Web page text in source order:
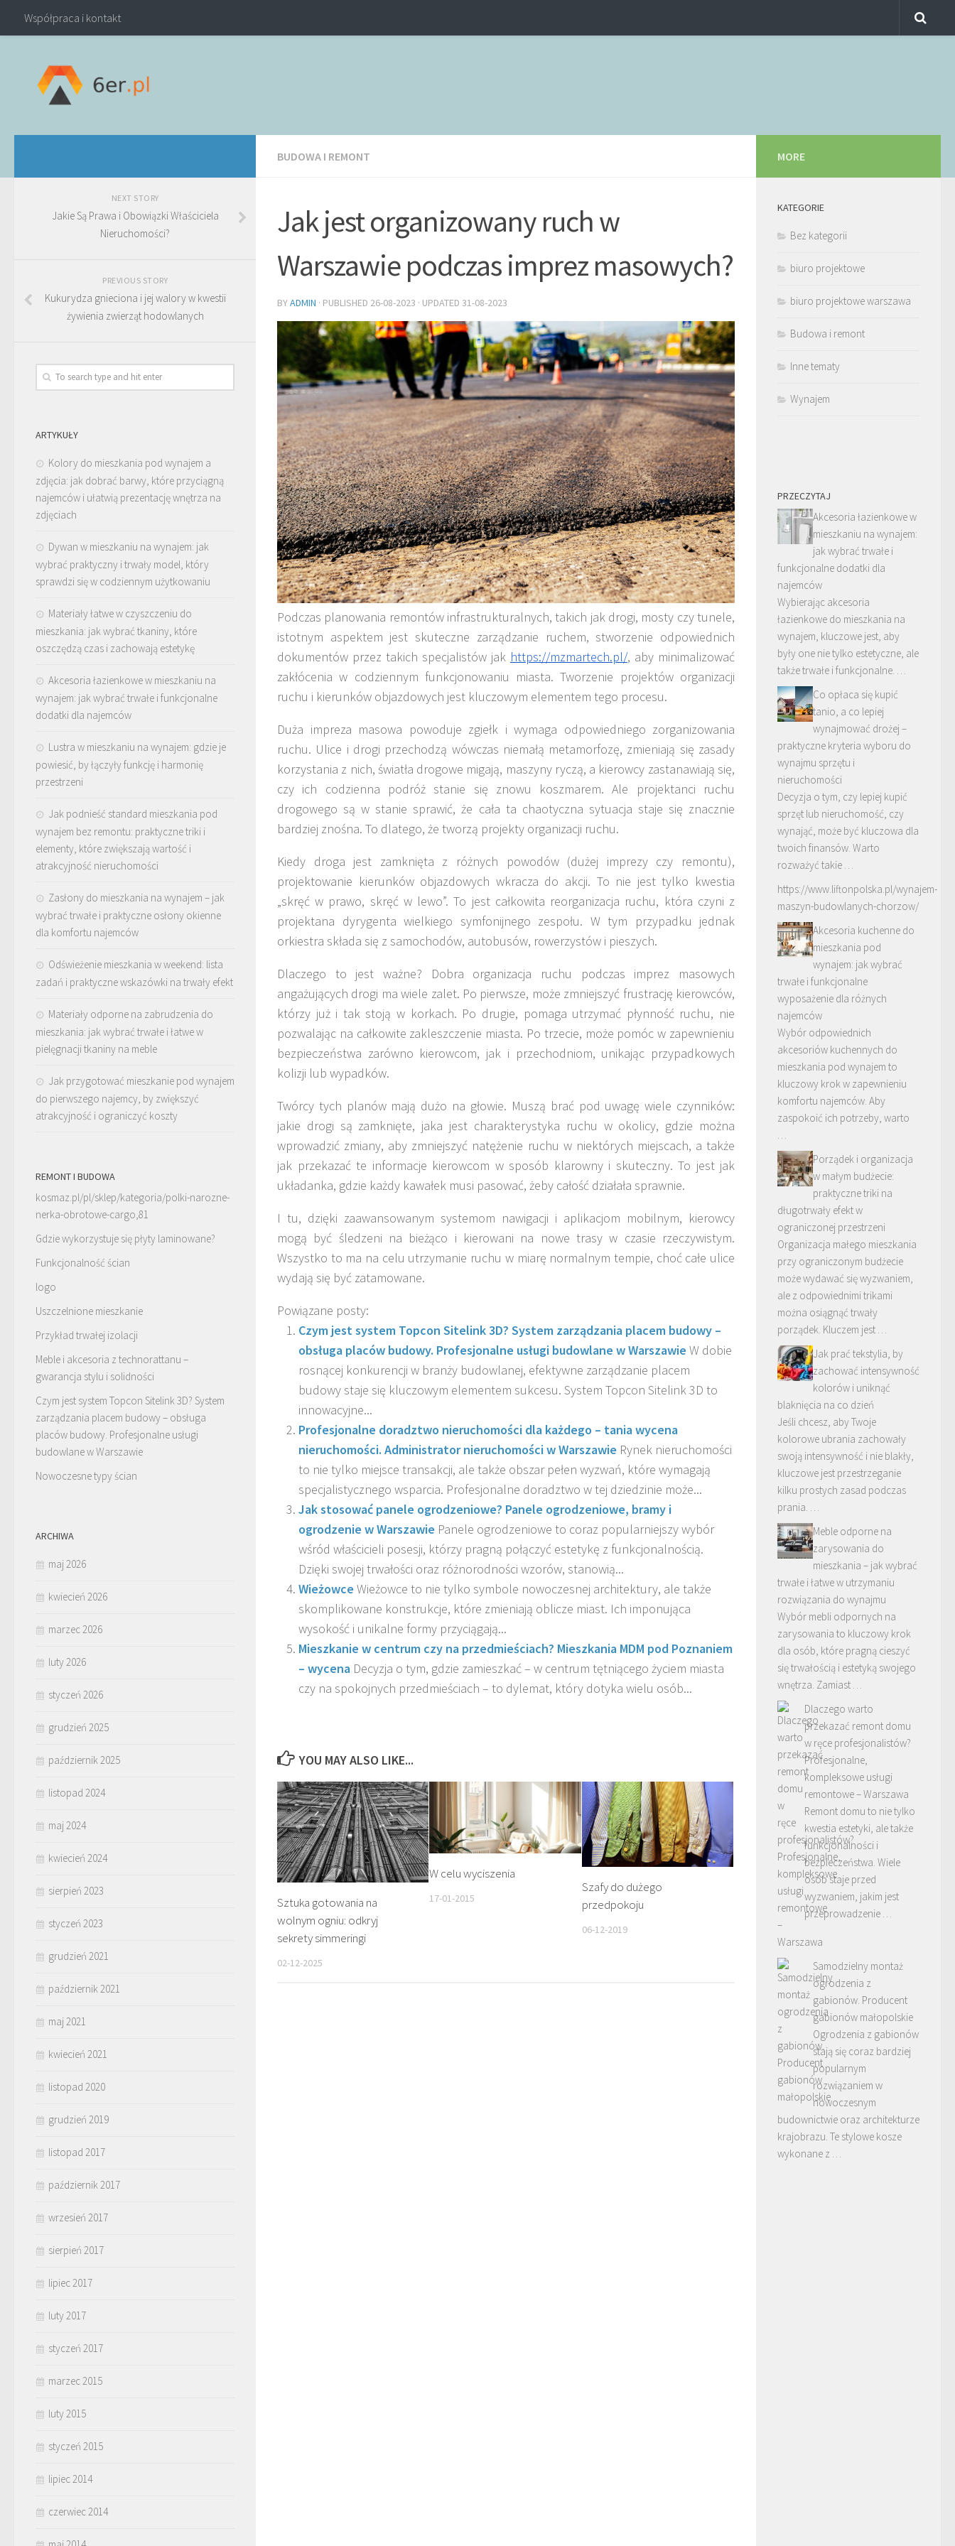
Współpraca i kontakt
BUDOWA I REMONT
Jak jest organizowany ruch w
Warszawie podczas imprez masowych?
BYADMIN · PUBLISHED 26-08-2023 · UPDATED 31-08-2023
Podczas planowania remontów infrastrukturalnych, takich jak drogi, mosty czy tunele,
istotnym aspektem jest skuteczne zarządzanie ruchem, stworzenie odpowiednich
dokumentów przez takich specjalistów jak https://mzmartech.pl/, aby minimalizować
zakłócenia w codziennym funkcjonowaniu miasta. Tworzenie projektów organizacji
ruchu i kierunków objazdowych jest kluczowym elementem tego procesu.
Duża impreza masowa powoduje zgiełk i wymaga odpowiedniego zorganizowania
ruchu. Ulice i drogi przechodzą wówczas niemałą metamorfozę, zmieniają się zasady
korzystania z nich, światła drogowe migają, maszyny ryczą, a kierowcy zastanawiają się,
czy ich codzienna podróż stanie się znowu koszmarem. Ale projektanci ruchu
drogowego są w stanie sprawić, że cała ta chaotyczna sytuacja staje się znacznie
bardziej znośna. To dlatego, że tworzą projekty organizacji ruchu.
Kiedy droga jest zamknięta z różnych powodów (dużej imprezy czy remontu),
projektowanie kierunków objazdowych wkracza do akcji. To nie jest tylko kwestia
„skręć w prawo, skręć w lewo”. To jest całkowita reorganizacja ruchu, która czyni z
projektana dyrygenta wielkiego symfonijnego zespołu. W tym przypadku jednak
orkiestra składa się z samochodów, autobusów, rowerzystów i pieszych.
Dlaczego to jest ważne? Dobra organizacja ruchu podczas imprez masowych
angażujących drogi ma wiele zalet. Po pierwsze, może zmniejszyć frustrację kierowców,
którzy już i tak stoją w korkach. Po drugie, pomaga utrzymać płynność ruchu, nie
pozwalając na całkowite zakleszczenie miasta. Po trzecie, może pomóc w zapewnieniu
bezpieczeństwa zarówno kierowcom, jak i przechodniom, unikając przypadkowych
kolizji lub wypadków.
Twórcy tych planów mają dużo na głowie. Muszą brać pod uwagę wiele czynników:
jakie drogi są zamknięte, jaka jest charakterystyka ruchu w okolicy, gdzie można
wprowadzić zmiany, aby zmniejszyć natężenie ruchu w niektórych miejscach, a także
jak przekazać te informacje kierowcom w sposób klarowny i skuteczny. To jest jak
układanka, gdzie każdy kawałek musi pasować, żeby całość działała sprawnie.
I tu, dzięki zaawansowanym systemom nawigacji i aplikacjom mobilnym, kierowcy
mogą być śledzeni na bieżąco i kierowani na nowe trasy w czasie rzeczywistym.
Wszystko to ma na celu utrzymanie ruchu w miarę normalnym tempie, choć całe ulice
wydają się być zatamowane.
Powiązane posty:
Czym jest system Topcon Sitelink 3D? System zarządzania placem budowy –
obsługa placów budowy. Profesjonalne usługi budowlane w Warszawie W dobie
rosnącej konkurencji w branży budowlanej, efektywne zarządzanie placem
budowy staje się kluczowym elementem sukcesu. System Topcon Sitelink 3D to
innowacyjne...
Profesjonalne doradztwo nieruchomości dla każdego – tania wycena
nieruchomości. Administrator nieruchomości w Warszawie Rynek nieruchomości
to nie tylko miejsce transakcji, ale także obszar pełen wyzwań, które wymagają
specjalistycznego wsparcia. Profesjonalne doradztwo w tej dziedzinie może...
Jak stosować panele ogrodzeniowe? Panele ogrodzeniowe, bramy i
ogrodzenie w Warszawie Panele ogrodzeniowe to coraz popularniejszy wybór
wśród właścicieli posesji, którzy pragną połączyć estetykę z funkcjonalnością.
Dzięki swojej trwałości oraz różnorodności wzorów, stanowią...
Wieżowce Wieżowce to nie tylko symbole nowoczesnej architektury, ale także
skomplikowane konstrukcje, które zmieniają oblicze miast. Ich imponująca
wysokość i unikalne formy przyciągają...
Mieszkanie w centrum czy na przedmieściach? Mieszkania MDM pod Poznaniem
– wycena Decyzja o tym, gdzie zamieszkać – w centrum tętniącego życiem miasta
czy na spokojnych przedmieściach – to dylemat, który dotyka wielu osób...
YOU MAY ALSO LIKE...
Sztuka gotowania na
wolnym ogniu: odkryj
sekrety simmeringi
02-12-2025
W celu wyciszenia
17-01-2015
Szafy do dużego
przedpokoju
06-12-2019
NEXT STORY
Jakie Są Prawa i Obowiązki Właściciela
Nieruchomości?
PREVIOUS STORY
Kukurydza gnieciona i jej walory w kwestii
żywienia zwierząt hodowlanych
ARTYKUŁY
Kolory do mieszkania pod wynajem a
zdjęcia: jak dobrać barwy, które przyciągną
najemców i ułatwią prezentację wnętrza na
zdjęciach
Dywan w mieszkaniu na wynajem: jak
wybrać praktyczny i trwały model, który
sprawdzi się w codziennym użytkowaniu
Materiały łatwe w czyszczeniu do
mieszkania: jak wybrać tkaniny, które
oszczędzą czas i zachowają estetykę
Akcesoria łazienkowe w mieszkaniu na
wynajem: jak wybrać trwałe i funkcjonalne
dodatki dla najemców
Lustra w mieszkaniu na wynajem: gdzie je
powiesić, by łączyły funkcję i harmonię
przestrzeni
Jak podnieść standard mieszkania pod
wynajem bez remontu: praktyczne triki i
elementy, które zwiększają wartość i
atrakcyjność nieruchomości
Zasłony do mieszkania na wynajem – jak
wybrać trwałe i praktyczne osłony okienne
dla komfortu najemców
Odświeżenie mieszkania w weekend: lista
zadań i praktyczne wskazówki na trwały efekt
Materiały odporne na zabrudzenia do
mieszkania: jak wybrać trwałe i łatwe w
pielęgnacji tkaniny na meble
Jak przygotować mieszkanie pod wynajem
do pierwszego najemcy, by zwiększyć
atrakcyjność i ograniczyć koszty
REMONT I BUDOWA
kosmaz.pl/pl/sklep/kategoria/polki-narozne-
nerka-obrotowe-cargo,81
Gdzie wykorzystuje się płyty laminowane?
Funkcjonalność ścian
logo
Uszczelnione mieszkanie
Przykład trwałej izolacji
Meble i akcesoria z technorattanu –
gwarancja stylu i solidności
Czym jest system Topcon Sitelink 3D? System
zarządzania placem budowy – obsługa
placów budowy. Profesjonalne usługi
budowlane w Warszawie
Nowoczesne typy ścian
ARCHIWA
maj 2026
kwiecień 2026
marzec 2026
luty 2026
styczeń 2026
grudzień 2025
październik 2025
listopad 2024
maj 2024
kwiecień 2024
sierpień 2023
styczeń 2023
grudzień 2021
październik 2021
maj 2021
kwiecień 2021
listopad 2020
grudzień 2019
listopad 2017
październik 2017
wrzesień 2017
sierpień 2017
lipiec 2017
luty 2017
styczeń 2017
marzec 2015
luty 2015
styczeń 2015
lipiec 2014
czerwiec 2014
MORE
KATEGORIE
Bez kategorii
biuro projektowe
biuro projektowe warszawa
Budowa i remont
Inne tematy
Wynajem
PRZECZYTAJ
Akcesoria łazienkowe w
mieszkaniu na wynajem:
jak wybrać trwałe i
funkcjonalne dodatki dla
najemców
Wybierając akcesoria
łazienkowe do mieszkania na
wynajem, kluczowe jest, aby
były one nie tylko estetyczne, ale
także trwałe i funkcjonalne. …
Co opłaca się kupić
tanio, a co lepiej
wynajmować drożej –
praktyczne kryteria wyboru do
wynajmu sprzętu i
nieruchomości
Decyzja o tym, czy lepiej kupić
sprzęt lub nieruchomość, czy
wynająć, może być kluczowa dla
twoich finansów. Warto
rozważyć takie …
https://www.liftonpolska.pl/wynajem-
maszyn-budowlanych-chorzow/
Akcesoria kuchenne do
mieszkania pod
wynajem: jak wybrać
trwałe i funkcjonalne
wyposażenie dla różnych
najemców
Wybór odpowiednich
akcesoriów kuchennych do
mieszkania pod wynajem to
kluczowy krok w zapewnieniu
komfortu najemców. Aby
zaspokoić ich potrzeby, warto
…
Porządek i organizacja
w małym budżecie:
praktyczne triki na
długotrwały efekt w
ograniczonej przestrzeni
Organizacja małego mieszkania
przy ograniczonym budżecie
może wydawać się wyzwaniem,
ale z odpowiednimi trikami
można osiągnąć trwały
porządek. Kluczem jest …
Jak prać tekstylia, by
zachować intensywność
kolorów i uniknąć
blaknięcia na co dzień
Jeśli chcesz, aby Twoje
kolorowe ubrania zachowały
swoją intensywność i nie blakły,
kluczowe jest przestrzeganie
kilku prostych zasad podczas
prania. …
Meble odporne na
zarysowania do
mieszkania – jak wybrać
trwałe i łatwe w utrzymaniu
rozwiązania do wynajmu
Wybór mebli odpornych na
zarysowania to kluczowy krok
dla osób, które pragną cieszyć
się trwałością i estetyką swojego
wnętrza. Zamiast …
Dlaczego warto
przekazać remont domu
w ręce profesjonalistów?
Profesjonalne,
kompleksowe usługi
remontowe – Warszawa
Remont domu to nie tylko
kwestia estetyki, ale także
funkcjonalności i
bezpieczeństwa. Wiele
osób staje przed
wyzwaniem, jakim jest
przeprowadzenie …
Samodzielny montaż
ogrodzenia z
gabionów. Producent
gabionów małopolskie
Ogrodzenia z gabionów
stają się coraz bardziej
popularnym
rozwiązaniem w
nowoczesnym
budownictwie oraz architekturze
krajobrazu. Te stylowe kosze
wykonane z …